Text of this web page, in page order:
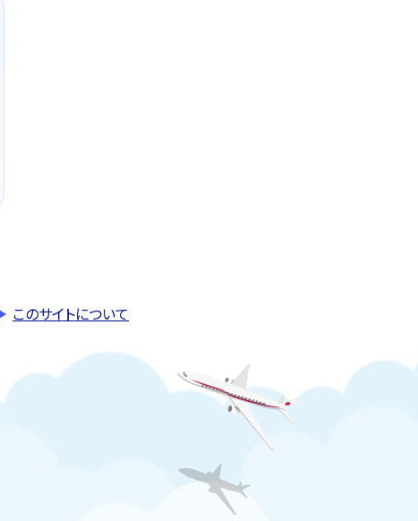
このサイトについて